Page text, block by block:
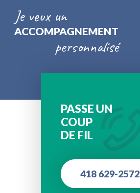
Je veux un
ACCOMPAGNEMENT
personnalisé
PASSE UN
COUP
DE FIL
418 629-2572